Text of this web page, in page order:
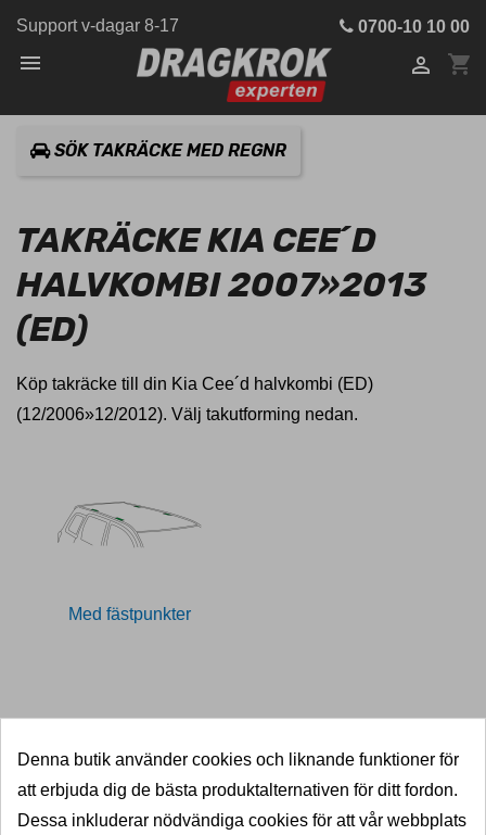
Support v-dagar 8-17 0700-10 10 00
 shopping_cart

SÖK TAKRÄCKE MED REGNR
TAKRÄCKE KIA CEE´D
HALVKOMBI 2007»2013
(ED)
Köp takräcke till din Kia Cee´d halvkombi (ED)
(12/2006»12/2012). Välj takutforming nedan.
Med fästpunkter
SNABB LEVERANS
5000 dragkrokar i lager
Denna butik använder cookies och liknande funktioner för
att erbjuda dig de bästa produktalternativen för ditt fordon.
Dessa inkluderar nödvändiga cookies för att vår webbplats